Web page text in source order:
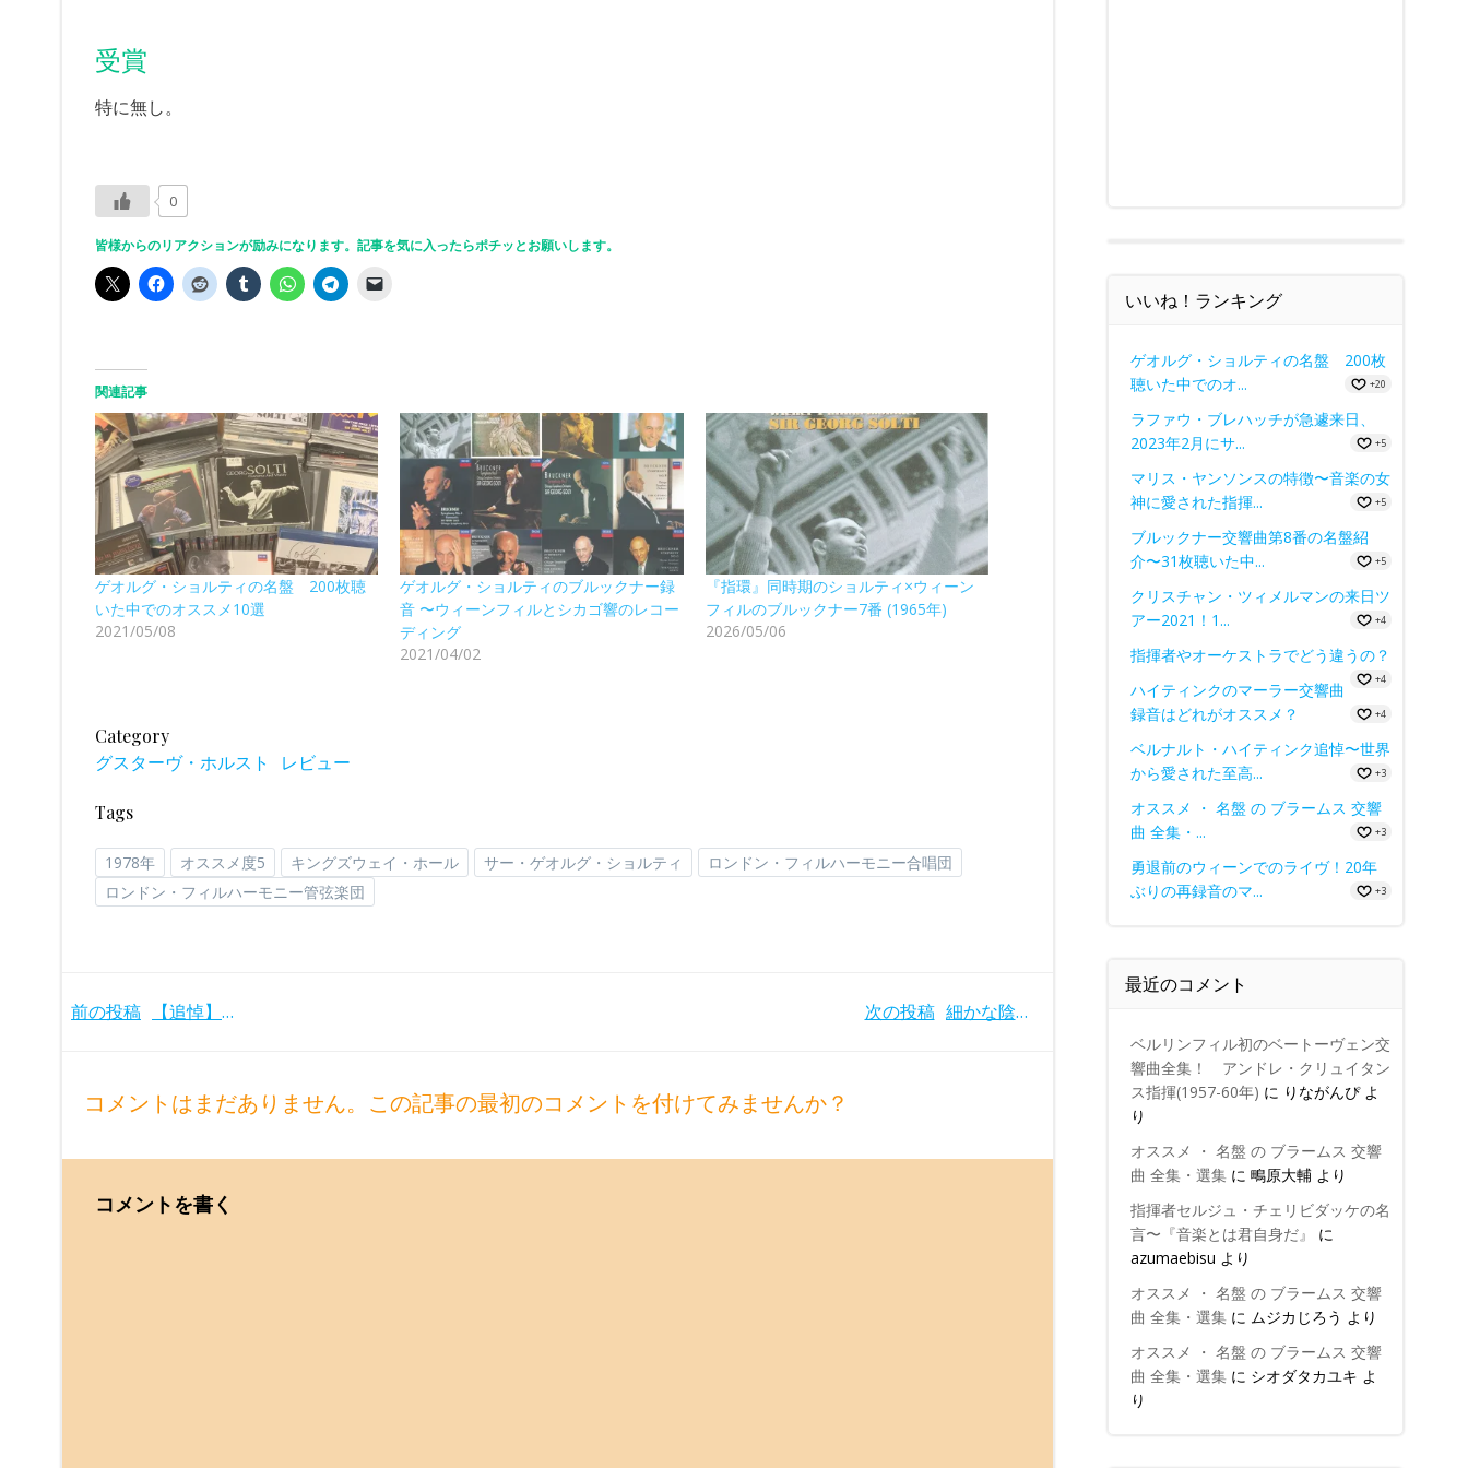
受賞
特に無し。
0
皆様からのリアクションが励みになります。記事を気に入ったらポチッとお願いします。
関連記事
ゲオルグ・ショルティの名盤 200枚聴
いた中でのオススメ10選
2021/05/08
ゲオルグ・ショルティのブルックナー録
音 〜ウィーンフィルとシカゴ響のレコー
ディング
2021/04/02
『指環』同時期のショルティ×ウィーン
フィルのブルックナー7番 (1965年)
2026/05/06
Category
グスターヴ・ホルスト レビュー
Tags
1978年 オススメ度5 キングズウェイ・ホール サー・ゲオルグ・ショルティ
ロンドン・フィルハーモニー合唱団
ロンドン・フィルハーモニー管弦楽団
Post
前の投稿 【追悼】アルフレート・ブレンデル 次の投稿 細かな陰影 ブラームス交響曲第3番・4番 ナガノ＆ハンブルクフィル(2019・23年)
コメントはまだありません。この記事の最初のコメントを付けてみませんか？
コメントを書く
いいね！ランキング
ゲオルグ・ショルティの名盤 200枚
聴いた中でのオ...
+20
ラファウ・ブレハッチが急遽来日、
2023年2月にサ...
+5
マリス・ヤンソンスの特徴〜音楽の女
神に愛された指揮...
+5
ブルックナー交響曲第8番の名盤紹
介〜31枚聴いた中...
+5
クリスチャン・ツィメルマンの来日ツ
アー2021！1...
+4
指揮者やオーケストラでどう違うの？
+4
ハイティンクのマーラー交響曲
録音はどれがオススメ？
+4
ベルナルト・ハイティンク追悼〜世界
から愛された至高...
+3
オススメ ・ 名盤 の ブラームス 交響
曲 全集・...
+3
勇退前のウィーンでのライヴ！20年
ぶりの再録音のマ...
+3
最近のコメント
ベルリンフィル初のベートーヴェン交
響曲全集！ アンドレ・クリュイタン
ス指揮(1957-60年) に りながんぴよ
り
オススメ ・ 名盤 の ブラームス 交響
曲 全集・選集に 鴫原大輔より
指揮者セルジュ・チェリビダッケの名
言〜『音楽とは君自身だ』
に
azumaebisu より
オススメ ・ 名盤 の ブラームス 交響
曲 全集・選集に ムジカじろう より
オススメ ・ 名盤 の ブラームス 交響
曲 全集・選集に シオダタカユキ よ
り